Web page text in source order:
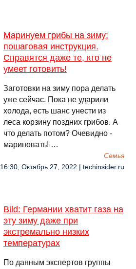
Маринуем грибы на зиму:
пошаговая инструкция.
Справятся даже те, кто не
умеет готовить!
Заготовки на зиму пора делать
уже сейчас. Пока не ударили
холода, есть шанс унести из
леса корзину поздних грибов. А
что делать потом? Очевидно -
мариновать! …
Семья
16:30, Октябрь 27, 2022 | techinsider.ru
Bild: Германии хватит газа на
эту зиму даже при
экстремально низких
температурах
По данным экспертов группы